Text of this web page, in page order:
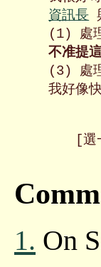
資訊長
不准提
(3) 處
我好像
[選
1. On